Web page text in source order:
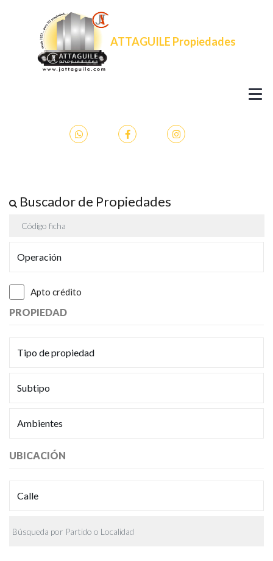
ATTAGUILE Propiedades
Buscador de Propiedades
Apto crédito
PROPIEDAD
UBICACIÓN